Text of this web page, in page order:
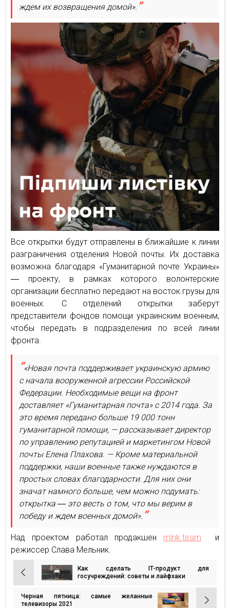
ждем их возвращения домой».
Все открытки будут отправлены в ближайшие к линии
разграничения отделения Новой почты. Их доставка
возможна благодаря «Гуманитарной почте Украины»
― проекту, в рамках которого волонтерские
организации бесплатно передают на восток грузы для
военных. С отделений открытки заберут
представители фондов помощи украинским военным,
чтобы передать в подразделения по всей линии
фронта.
«Новая почта поддерживает украинскую армию
с начала вооруженной агрессии Российской
Федерации. Необходимые вещи на фронт
доставляет «Гуманитарная почта» с 2014 года. За
это время передано больше 19 000 тонн
гуманитарной помощи, — рассказывает директор
по управлению репутацией и маркетингом Новой
почты Елена Плахова. — Кроме материальной
поддержки, наши военные также нуждаются в
простых словах благодарности. Для них они
значат намного больше, чем можно подумать:
открытка ― это весть о том, что мы верим в
победу и ждем военных домой».
Над проектом работал продакшен mlnk.team и
режиссер Слава Мельник.
Навигация
по
записям
Как сделать IT-продукт для
госучреждений: советы и лайфхаки
Черная пятница: самые желанные
телевизоры 2021